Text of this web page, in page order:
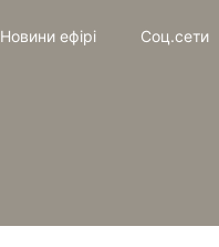
Новини ефірі Соц.сети